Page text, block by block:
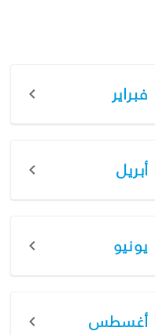
فبراير
أبريل
يونيو
أغسطس